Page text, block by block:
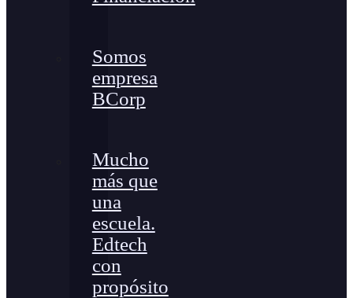
Somos
empresa
BCorp
Mucho
más que
una
escuela.
Edtech
con
propósito